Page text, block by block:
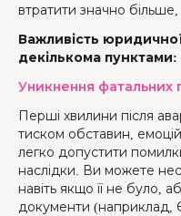
втратити значно
Важливість
декількома пунктами:
Уникнення фатальних
Перші хвилини після
тиском обставин,
легко допустити
наслідки. Ви можете
навіть якщо її не було,
документи